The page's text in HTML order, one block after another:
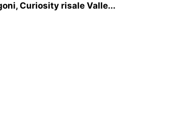
Curiosity risale Valle...